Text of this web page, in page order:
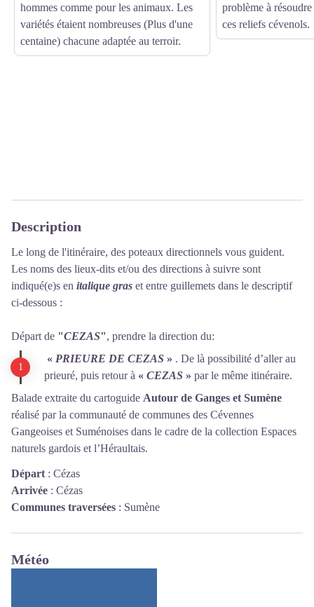
hommes comme pour les animaux. Les
variétés étaient nombreuses (Plus d'une
centaine) chacune adaptée au terroir.
problème à
ces reliefs cévenols.
Description
Le long de l'itinéraire, des poteaux directionnels vous guident.
Les noms des lieux-dits et/ou des directions à suivre sont
indiqué(e)s en italique gras et entre guillemets dans le descriptif
ci-dessous :
Départ de "CEZAS", prendre la direction du:
« PRIEURE DE CEZAS » . De là possibilité d’aller au
prieuré, puis retour à « CEZAS » par le même itinéraire.
Balade extraite du cartoguide Autour de Ganges et Sumène
réalisé par la communauté de communes des Cévennes
Gangeoises et Suménoises dans le cadre de la collection Espaces
naturels gardois et l’Héraultais.
Départ : Cézas
Arrivée : Cézas
Communes traversées : Sumène
Météo